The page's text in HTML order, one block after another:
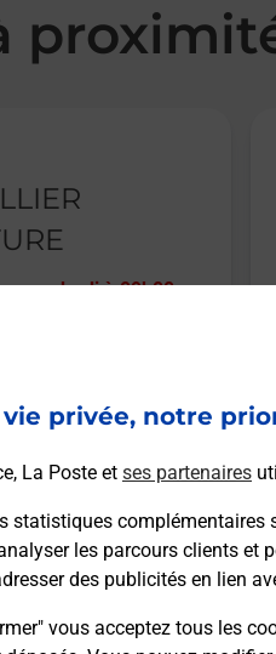
privée, notre
La Poste et ses partenaires
statistiques complémentaires
les parcours clients et
des publicités en lien
vous acceptez tous les
vendredi à 09h00